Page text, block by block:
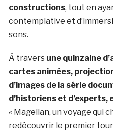
constructions, tout en
contemplative et
sons.
À travers une quinzaine
cartes animées,
d’images de la série
d’historiens et d’experts,
« Magellan, un voyage qui
redécouvrir le premier tour